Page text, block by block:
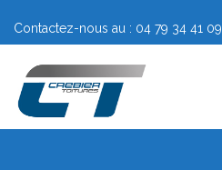
Contactez-nous au : 04 79 34 41 09